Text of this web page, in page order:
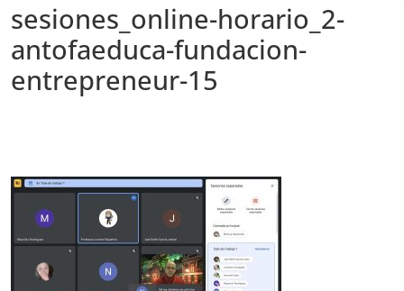
sesiones_online-horario_2-
antofaeduca-fundacion-
entrepreneur-15